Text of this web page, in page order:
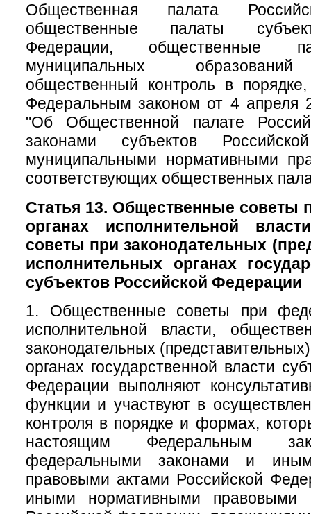
Общественная палата
общественные палаты
Федерации, общественные
муниципальных
общественный контроль в
Федеральным законом от 4 апреля
"Об Общественной палате
законами субъектов
муниципальными нормативными
соответствующих общественных
Статья 13. Общественные советы
органах исполнительной
советы при законодательных
исполнительных органах
субъектов Российской Федерации
1. Общественные советы при
исполнительной власти,
законодательных
органах государственной власти
Федерации выполняют
функции и участвуют в
контроля в порядке и формах,
настоящим Федеральным
федеральными законами и
правовыми актами Российской
иными нормативными правовыми